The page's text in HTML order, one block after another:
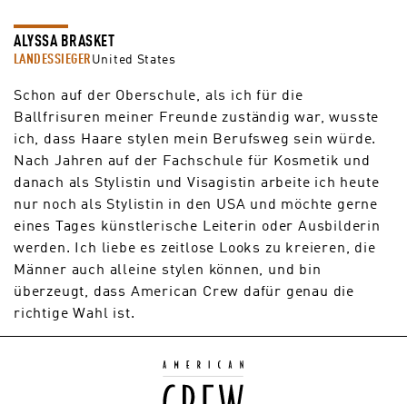
ALYSSA BRASKET
LANDESSIEGERUnited States
Schon auf der Oberschule, als ich für die
Ballfrisuren meiner Freunde zuständig war, wusste
ich, dass Haare stylen mein Berufsweg sein würde.
Nach Jahren auf der Fachschule für Kosmetik und
danach als Stylistin und Visagistin arbeite ich heute
nur noch als Stylistin in den USA und möchte gerne
eines Tages künstlerische Leiterin oder Ausbilderin
werden. Ich liebe es zeitlose Looks zu kreieren, die
Männer auch alleine stylen können, und bin
überzeugt, dass American Crew dafür genau die
richtige Wahl ist.